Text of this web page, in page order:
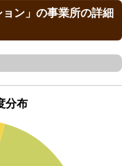
ン」の事業所の詳細
分布